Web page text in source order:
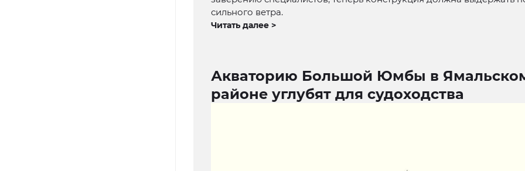
сильного ветра.
Читать далее >
Акваторию Большой Юмбы в
районе углубят для судоходства